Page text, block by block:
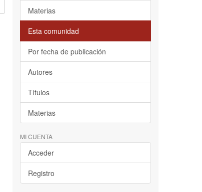
Materias
Esta comunidad
Por fecha de publicación
Autores
Títulos
Materias
MI CUENTA
Acceder
Registro